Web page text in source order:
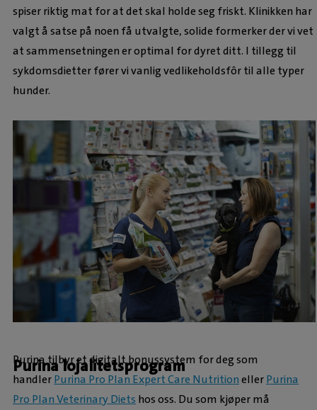
spiser riktig mat for at det skal holde seg friskt. Klinikken har
valgt å satse på noen få utvalgte, solide formerker der vi vet
at sammensetningen er optimal for dyret ditt. I tillegg til
sykdomsdietter fører vi vanlig vedlikeholdsfôr til alle typer
hunder.
Purina lojalitetsprogram
Purina tilbyr et digitalt bonussystem for deg som
handlerPurina Pro Plan Expert Care NutritionellerPurina
Pro Plan Veterinary Diets hos oss. Du som kjøper må